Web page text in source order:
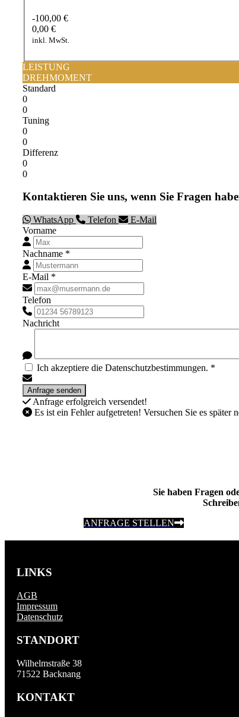
-100,00 €
0,00 €
inkl. MwSt.
LEISTUNG
DREHMOMENT
Standard
0
0
Tuning
0
0
Differenz
0
0
Kontaktieren Sie uns, wenn Sie Fragen
WhatsApp Telefon
E-Mail
Vorname
Nachname *
E-Mail *
Telefon
Nachricht
Ich akzeptiere die Datenschutzbestimmungen. *
Anfrage erfolgreich versendet!
Es ist ein Fehler aufgetreten! Versuchen Sie es später
Sie haben Fragen
ANFRAGE STELLEN
LINKS
AGB
Impressum
Datenschutz
STANDORT
Wilhelmstraße 38
71522 Backnang
KONTAKT